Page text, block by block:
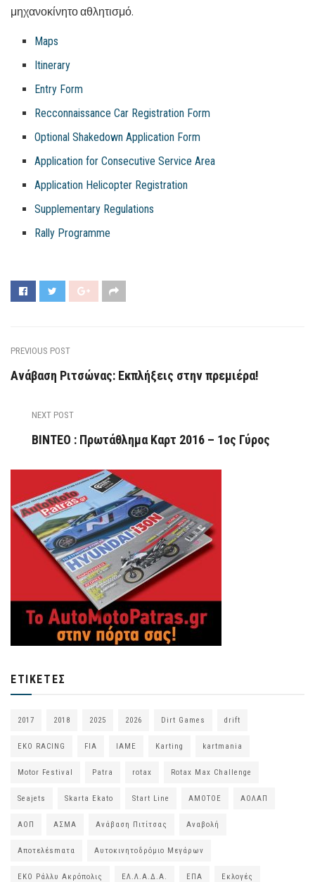
μηχανοκίνητο αθλητισμό.
Maps
Itinerary
Entry Form
Recconnaissance Car Registration Form
Optional Shakedown Application Form
Application for Consecutive Service Area
Application Helicopter Registration
Supplementary Regulations
Rally Programme
PREVIOUS POST
Ανάβαση Ριτσώνας: Εκπλήξεις στην πρεμιέρα!
NEXT POST
ΒΙΝΤΕΟ : Πρωτάθλημα Καρτ 2016 – 1ος Γύρος
ΕΤΙΚΈΤΕΣ
2017 2018 2025 2026 Dirt Games drift
EKO RACING FIA IAME Karting kartmania
Motor Festival Patra rotax Rotax Max Challenge
Seajets Skarta Ekato Start Line ΑΜΟΤΟΕ ΑΟΛΑΠ
ΑΟΠ ΑΣΜΑ Ανάβαση Πιτίτσας Αναβολή
Αποτελέsmατα Αυτοκινητοδρόμιο Μεγάρων
ΕΚΟ Ράλλυ Ακρόπολις ΕΛ.Λ.Α.Δ.Α. ΕΠΑ Εκλογές